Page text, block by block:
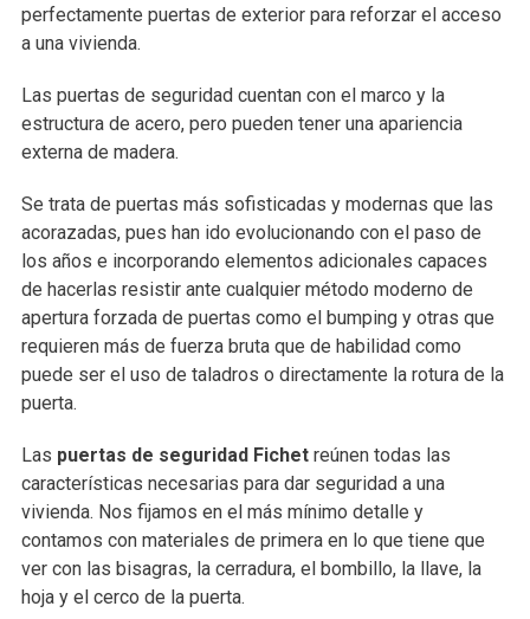
perfectamente puertas de exterior para reforzar el acceso
a una vivienda.
Las puertas de seguridad cuentan con el marco y la
estructura de acero, pero pueden tener una apariencia
externa de madera.
Se trata de puertas más sofisticadas y modernas que las
acorazadas, pues han ido evolucionando con el paso de
los años e incorporando elementos adicionales capaces
de hacerlas resistir ante cualquier método moderno de
apertura forzada de puertas como el bumping y otras que
requieren más de fuerza bruta que de habilidad como
puede ser el uso de taladros o directamente la rotura de la
puerta.
Las puertas de seguridad Fichetreúnen todas las
características necesarias para dar seguridad a una
vivienda. Nos fijamos en el más mínimo detalle y
contamos con materiales de primera en lo que tiene que
ver con las bisagras, la cerradura, el bombillo, la llave, la
hoja y el cerco de la puerta.